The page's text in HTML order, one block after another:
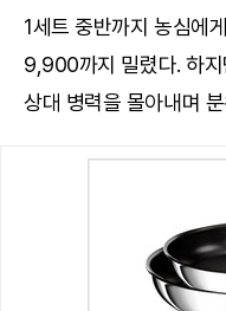
1세트 중반까지 농심에
9,900까지 밀렸다. 하
상대 병력을 몰아내며